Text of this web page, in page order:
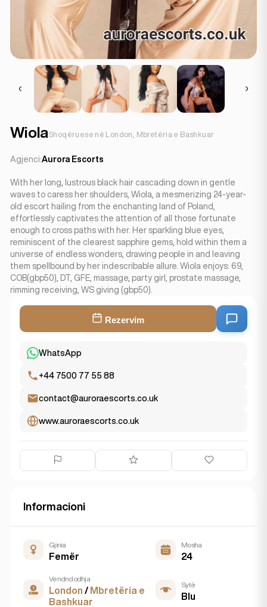
WiolaShoqëruese në London, Mbretëria e Bashkuar
Agjenci:Aurora Escorts
With her long, lustrous black hair cascading down in gentle
waves to caress her shoulders, Wiola, a mesmerizing 24-year-
old escort hailing from the enchanting land of Poland,
effortlessly captivates the attention of all those fortunate
enough to cross paths with her. Her sparkling blue eyes,
reminiscent of the clearest sapphire gems, hold within them a
universe of endless wonders, drawing people in and leaving
them spellbound by her indescribable allure. Wiola enjoys: 69,
COB(gbp50), DT, GFE, massage, party girl, prostate massage,
rimming receiving, WS giving (gbp50).
Rezervim
WhatsApp
+44 7500 77 55 88
contact@auroraescorts.co.uk
www.auroraescorts.co.uk
Informacioni
Gjinia
Femër
Mosha
24
Vendndodhja
London / Mbretëria e
Bashkuar
Sytë
Blu